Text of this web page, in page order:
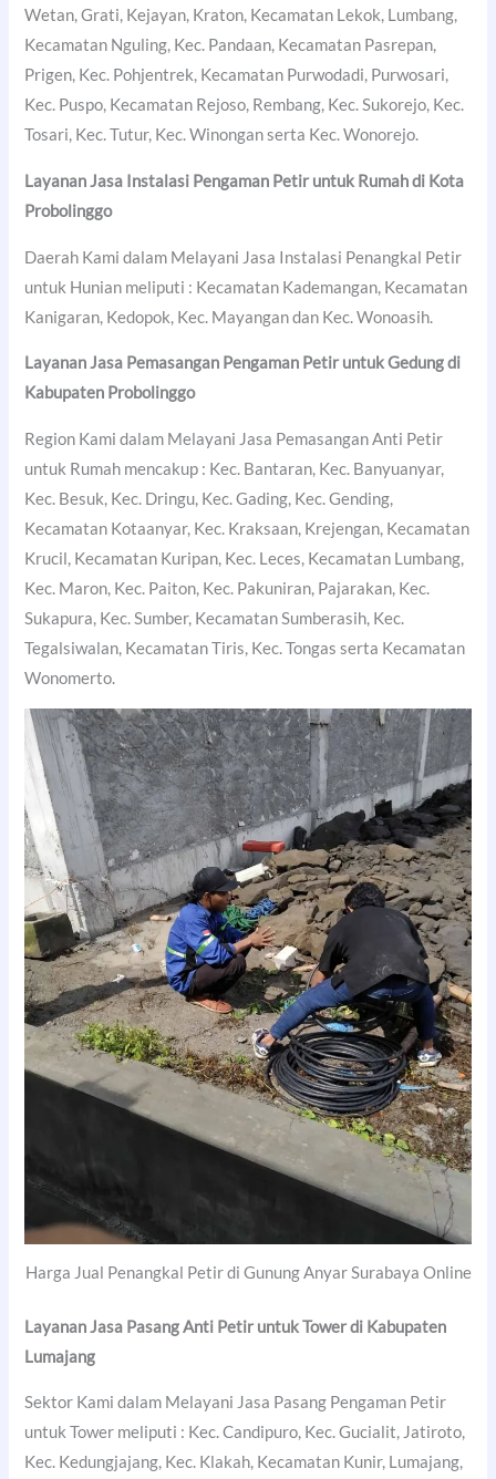
Wetan, Grati, Kejayan, Kraton, Kecamatan Lekok, Lumbang,
Kecamatan Nguling, Kec. Pandaan, Kecamatan Pasrepan,
Prigen, Kec. Pohjentrek, Kecamatan Purwodadi, Purwosari,
Kec. Puspo, Kecamatan Rejoso, Rembang, Kec. Sukorejo, Kec.
Tosari, Kec. Tutur, Kec. Winongan serta Kec. Wonorejo.
Layanan Jasa Instalasi Pengaman Petir untuk Rumah di Kota
Probolinggo
Daerah Kami dalam Melayani Jasa Instalasi Penangkal Petir
untuk Hunian meliputi : Kecamatan Kademangan, Kecamatan
Kanigaran, Kedopok, Kec. Mayangan dan Kec. Wonoasih.
Layanan Jasa Pemasangan Pengaman Petir untuk Gedung di
Kabupaten Probolinggo
Region Kami dalam Melayani Jasa Pemasangan Anti Petir
untuk Rumah mencakup : Kec. Bantaran, Kec. Banyuanyar,
Kec. Besuk, Kec. Dringu, Kec. Gading, Kec. Gending,
Kecamatan Kotaanyar, Kec. Kraksaan, Krejengan, Kecamatan
Krucil, Kecamatan Kuripan, Kec. Leces, Kecamatan Lumbang,
Kec. Maron, Kec. Paiton, Kec. Pakuniran, Pajarakan, Kec.
Sukapura, Kec. Sumber, Kecamatan Sumberasih, Kec.
Tegalsiwalan, Kecamatan Tiris, Kec. Tongas serta Kecamatan
Wonomerto.
Harga Jual Penangkal Petir di Gunung Anyar Surabaya Online
Layanan Jasa Pasang Anti Petir untuk Tower di Kabupaten
Lumajang
Sektor Kami dalam Melayani Jasa Pasang Pengaman Petir
untuk Tower meliputi : Kec. Candipuro, Kec. Gucialit, Jatiroto,
Kec. Kedungjajang, Kec. Klakah, Kecamatan Kunir, Lumajang,